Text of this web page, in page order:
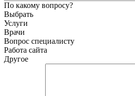
По какому вопросу?
Выбрать
Услуги
Врачи
Вопрос специалисту
Работа сайта
Другое